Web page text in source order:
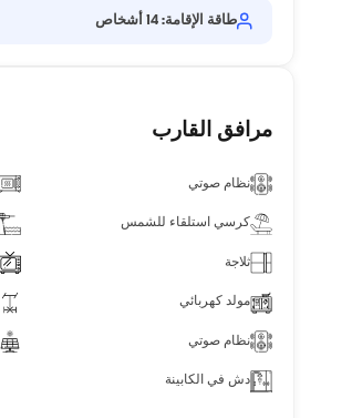
طاقة الإقامة: 14 أشخاص
مرافق القارب
نظام صوتي
كرسي استلقاء للشمس
ثلاجة
مولد كهربائي
نظام صوتي
دش في الكابينة